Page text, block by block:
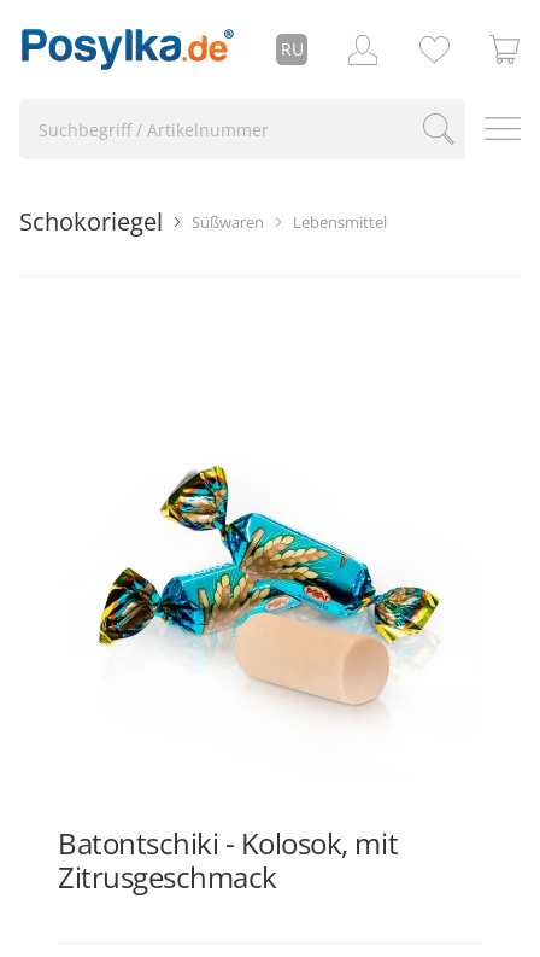
RU
Lebensmittel
Süßwaren
Schokoriegel
Batontschiki - Kolosok, mit
Zitrusgeschmack